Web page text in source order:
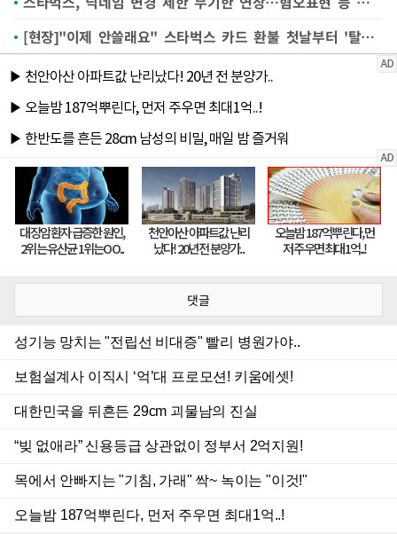
[현장]"이제 안쓸래요" 스타벅스 카드 환불 첫날부터 '탈벅' 움직임(종합)
댓글